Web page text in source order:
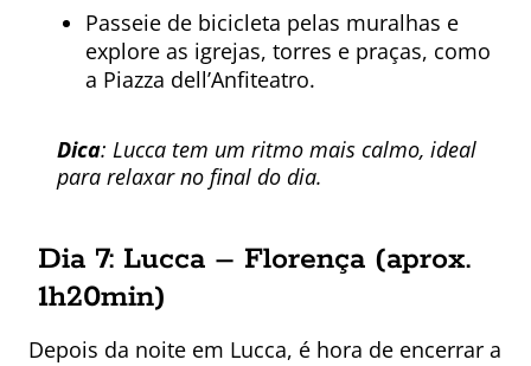
Passeie de bicicleta pelas muralhas e
explore as igrejas, torres e praças, como
a Piazza dell’Anfiteatro.
Dica: Lucca tem um ritmo mais calmo, ideal
para relaxar no final do dia.
Dia 7: Lucca – Florença (aprox.
1h20min)
Depois da noite em Lucca, é hora de encerrar a